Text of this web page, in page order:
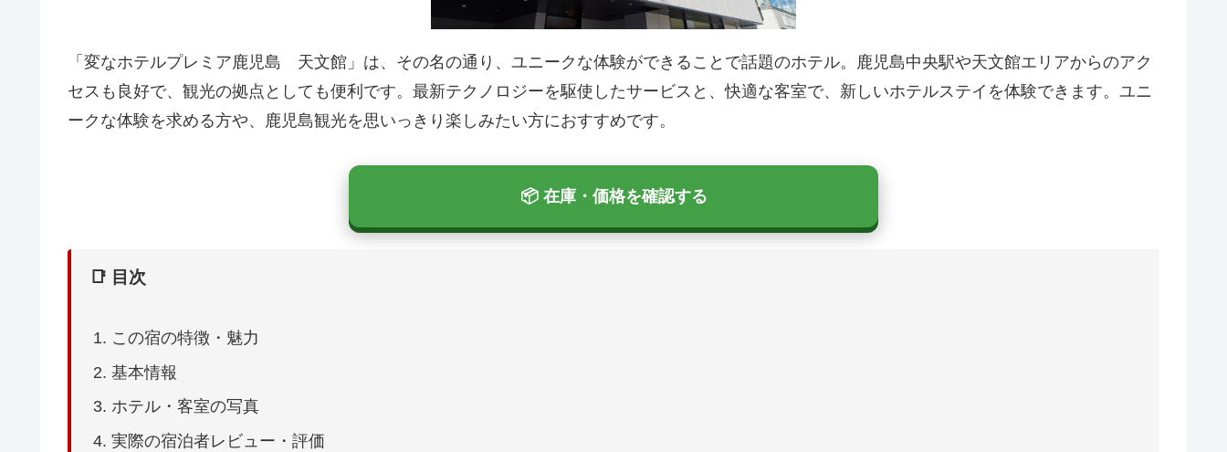
「変なホテルプレミア鹿児島 天文館」は、その名の通り、ユニークな体験ができることで話題のホテル。鹿児島中央駅や天文館エリアからのアク
セスも良好で、観光の拠点としても便利です。最新テクノロジーを駆使したサービスと、快適な客室で、新しいホテルステイを体験できます。ユニ
ークな体験を求める方や、鹿児島観光を思いっきり楽しみたい方におすすめです。
📦 在庫・価格を確認する
📑 目次
この宿の特徴・魅力
基本情報
ホテル・客室の写真
実際の宿泊者レビュー・評価